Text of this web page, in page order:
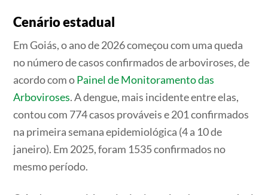
Cenário estadual
Em Goiás, o ano de 2026 começou com uma queda
no número de casos confirmados de arboviroses, de
acordo com oPainel de Monitoramento das
Arboviroses. A dengue, mais incidente entre elas,
contou com 774 casos prováveis e 201 confirmados
na primeira semana epidemiológica (4 a 10 de
janeiro). Em 2025, foram 1535 confirmados no
mesmo período.